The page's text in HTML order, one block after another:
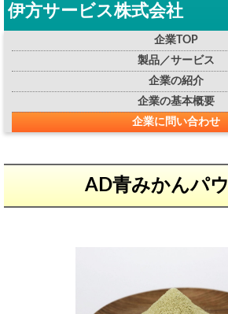
伊方サービス株式会社
企業TOP
製品／サービス
企業の紹介
企業の基本概要
企業に問い合わせ
AD青みかんパ